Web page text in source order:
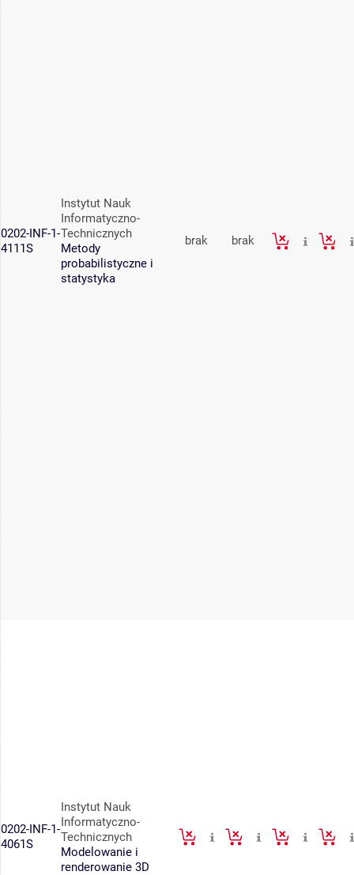
0202-INF-1-
4111S
Instytut Nauk
Informatyczno-
Technicznych
Metody
probabilistyczne i
statystyka
brak brak
0202-INF-1-
4061S
Instytut Nauk
Informatyczno-
Technicznych
Modelowanie i
renderowanie 3D